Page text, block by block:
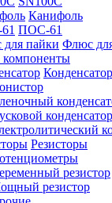
Канифоль
ПОС-61
Флюс
Конденсатор
конденсатор
Резисторы
резистор
резистор